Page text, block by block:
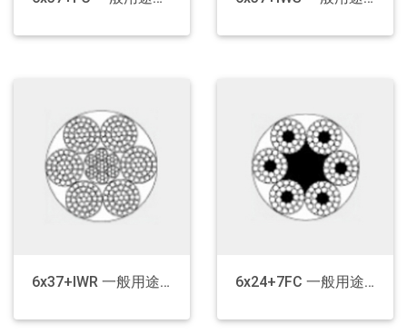
6x37+IWR 一般用途钢丝绳 6x24+7FC 一般用途钢丝绳